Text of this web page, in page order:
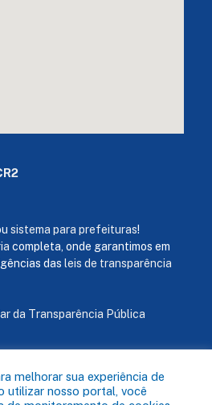
sistema para prefeituras!
completa, onde garantimos em
das leis de transparência
da Transparência Pública
a Câmara de Capanema
melhorar sua experiência de
utilizar nosso portal, você